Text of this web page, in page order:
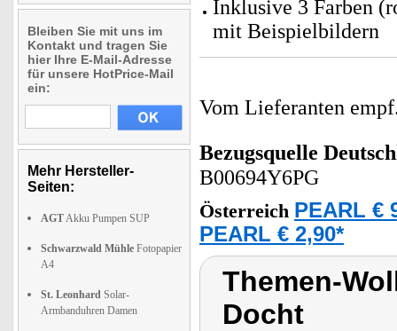
Bleiben Sie mit uns im
Kontakt und tragen Sie
hier Ihre E-Mail-Adresse
für unsere HotPrice-Mail
ein:
Mehr Hersteller-
Seiten:
AGTAkku Pumpen SUP
Schwarzwald Mühle Fotopapier
A4
St. Leonhard Solar-
Armbanduhren Damen
Inklusive 3 Farben
mit Beispielbildern
Vom Lieferanten
Bezugsquelle
B00694Y6PG
Österreich PEARL €
PEARL € 2,90*
Themen-
Docht